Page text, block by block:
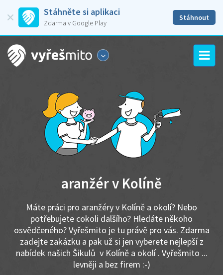
Stáhněte si aplikaci
Zdarma v Google Play
Stáhnout
aranžér v Kolíně
Máte práci pro aranžéry v Kolíně a okolí? Nebo
potřebujete cokoli dalšího? Hledáte někoho
osvědčeného? Vyřešmito je tu právě pro vás. Zdarma
zadejte zakázku a pak už si jen vyberete nejlepší z
nabídek našich Šikulů v Kolíně a okolí . Vyřešmito ...
levněji a bez firem :-)